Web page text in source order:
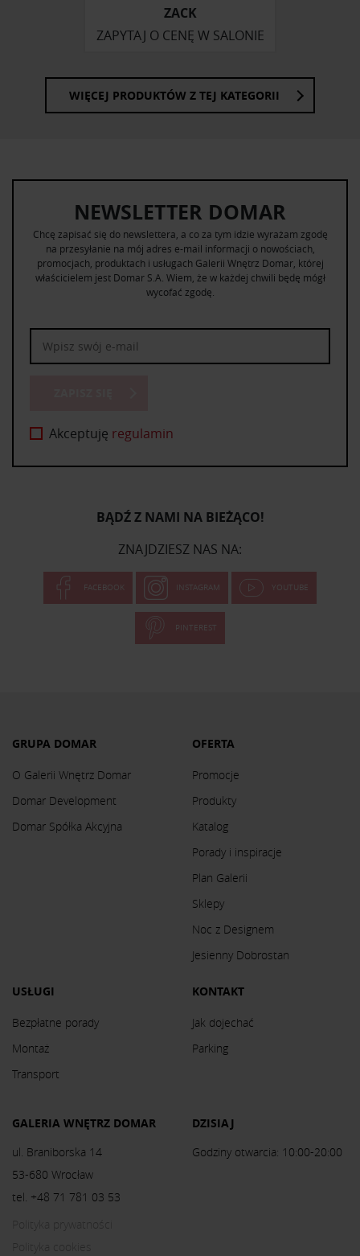
ZACK
ZAPYTAJ O CENĘ W SALONIE
WIĘCEJ PRODUKTÓW Z TEJ KATEGORII
NEWSLETTER DOMAR
Chcę zapisać się do newslettera, a co za tym idzie wyrażam zgodę
na przesyłanie na mój adres e-mail informacji o nowościach,
promocjach, produktach i usługach Galerii Wnętrz Domar, której
właścicielem jest Domar S.A. Wiem, że w każdej chwili będę mógł
wycofać zgodę.
Akceptuję regulamin
BĄDŹ Z NAMI NA BIEŻĄCO!
ZNAJDZIESZ NAS NA:
FACEBOOK INSTAGRAM YOUTUBE
PINTEREST
GRUPA DOMAR
O Galerii Wnętrz Domar
Domar Development
Domar Spółka Akcyjna
OFERTA
Promocje
Produkty
Katalog
Porady i inspiracje
Plan Galerii
Sklepy
Noc z Designem
Jesienny Dobrostan
USŁUGI
Bezpłatne porady
Montaż
Transport
KONTAKT
Jak dojechać
Parking
GALERIA WNĘTRZ DOMAR
ul. Braniborska 14
53-680 Wrocław
tel. +48 71 781 03 53
DZISIAJ
Godziny otwarcia: 10:00-20:00